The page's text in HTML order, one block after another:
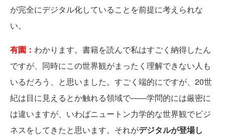
が完全にデジタル化していることを前提に考えられな
い。
有園： わかります。書籍を読んで私はすごく納得したん
ですが、同時にこの世界観がまったく理解できない人も
いるだろう、と思いました。すごく端的にですが、20世
紀は目に見えるとか触れる領域で――学問的には厳密に
は違いますが、いわばニュートン力学的な世界観でビジ
ネスをしてきたと思います。それがデジタルが登場し